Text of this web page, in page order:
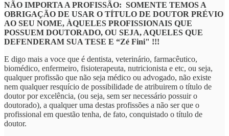
NÃO IMPORTA A PROFISSÃO: SOMENTE TEMOS A
OBRIGAÇÃO DE USAR O TÍTULO DE DOUTOR PRÉVIO
AO SEU NOME, ÀQUELES PROFISSIONAIS QUE
POSSUEM DOUTORADO, OU SEJA, AQUELES QUE
DEFENDERAM SUA TESE E “Zé Fini" !!!
E digo mais a voce que é dentista, veterinário, farmacêutico,
biomédico, enfermeiro, fisioterapeuta, nutricionista e etc, ou seja,
qualquer profissão que não seja médico ou advogado, não existe
nem qualquer resquício de possibilidade de atribuirem o título de
doutor por excelência, (ou seja, sem ser necessário possuir o
doutorado), a qualquer uma destas profissões a não ser que o
profissional em questão tenha, de fato, conquistado o título de
doutor.